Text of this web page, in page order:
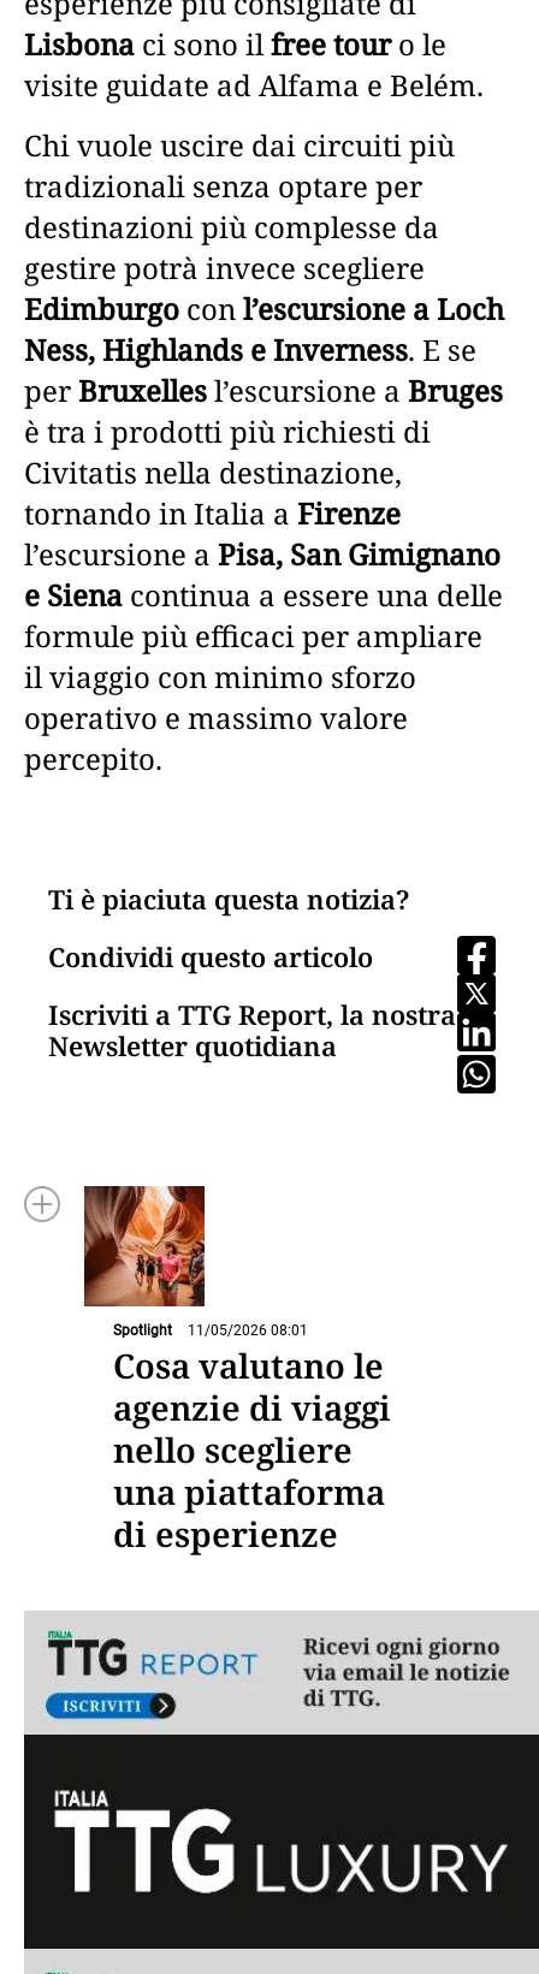
Lisbona ci sono ilfree touro le
visite guidate ad Alfama e Belém.
Chi vuole uscire dai circuiti più
tradizionali senza optare per
destinazioni più complesse da
gestire potrà invece scegliere
Edimburgo conl’escursione a Loch
Ness, Highlands e Inverness. E se
perBruxellesl’escursione a Bruges
è tra i prodotti più richiesti di
Civitatis nella destinazione,
tornando in Italia a Firenze
l’escursione a Pisa, San Gimignano
e Siena continua a essere una delle
formule più efficaci per ampliare
il viaggio con minimo sforzo
operativo e massimo valore
percepito.
Ti è piaciuta questa notizia?
Condividi questo articolo
Iscriviti a TTG Report, la nostra
Newsletter quotidiana
Spotlight 11/05/2026 08:01
Cosa valutano le
agenzie di viaggi
nello scegliere
una piattaforma
di esperienze